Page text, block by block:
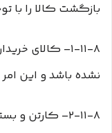
بازگشت کالا را با
۱-۱۱-۸– کالای
نشده باشد و این
۲-۱۱-۸– کارتن